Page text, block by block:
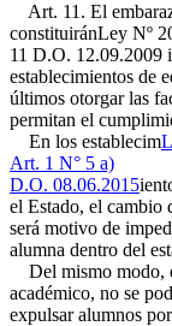
Art. 11. El
constituiránLey Nº
11 D.O. 12.09.2009
establecimientos de
últimos otorgar las
permitan el
En los establecim
Art. 1 N° 5 a)
D.O. 08.06.2015
el Estado, el cambio
será motivo de
alumna dentro del
Del mismo modo,
académico, no se
expulsar alumnos